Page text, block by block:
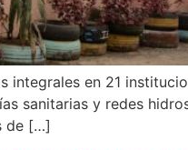
integrales en 21
sanitarias y redes
de […]